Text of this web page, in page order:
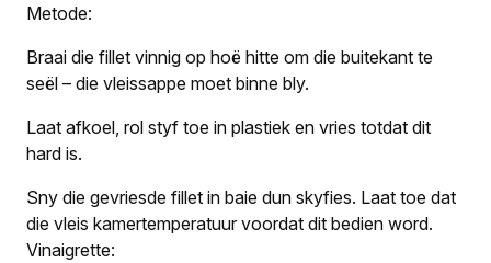
Metode:
Braai die fillet vinnig op hoë hitte om die buitekant te
seël – die vleissappe moet binne bly.
Laat afkoel, rol styf toe in plastiek en vries totdat dit
hard is.
Sny die gevriesde fillet in baie dun skyfies. Laat toe dat
die vleis kamertemperatuur voordat dit bedien word.
Vinaigrette: